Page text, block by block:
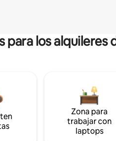
para los alquileres
Zona para
trabajar con
laptops